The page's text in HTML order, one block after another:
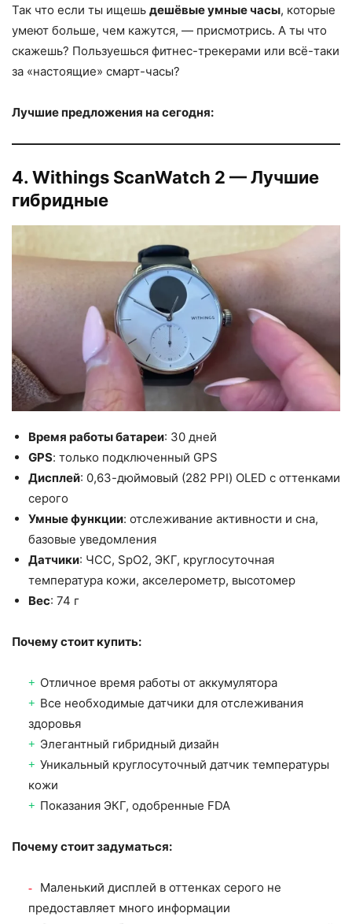
Так что если ты ищешь дешёвые умные часы, которые
умеют больше, чем кажутся, — присмотрись. А ты что
скажешь? Пользуешься фитнес-трекерами или всё-таки
за «настоящие» смарт-часы?
Лучшие предложения на сегодня:
4. Withings ScanWatch 2 — Лучшие
гибридные
Время работы батареи: 30 дней
GPS: только подключенный GPS
Дисплей: 0,63-дюймовый (282 PPI) OLED с оттенками
серого
Умные функции: отслеживание активности и сна,
базовые уведомления
Датчики: ЧСС, SpO2, ЭКГ, круглосуточная
температура кожи, акселерометр, высотомер
Вес: 74 г
Почему стоит купить:
Отличное время работы от аккумулятора
Все необходимые датчики для отслеживания
здоровья
Элегантный гибридный дизайн
Уникальный круглосуточный датчик температуры
кожи
Показания ЭКГ, одобренные FDA
Почему стоит задуматься:
Маленький дисплей в оттенках серого не
предоставляет много информации